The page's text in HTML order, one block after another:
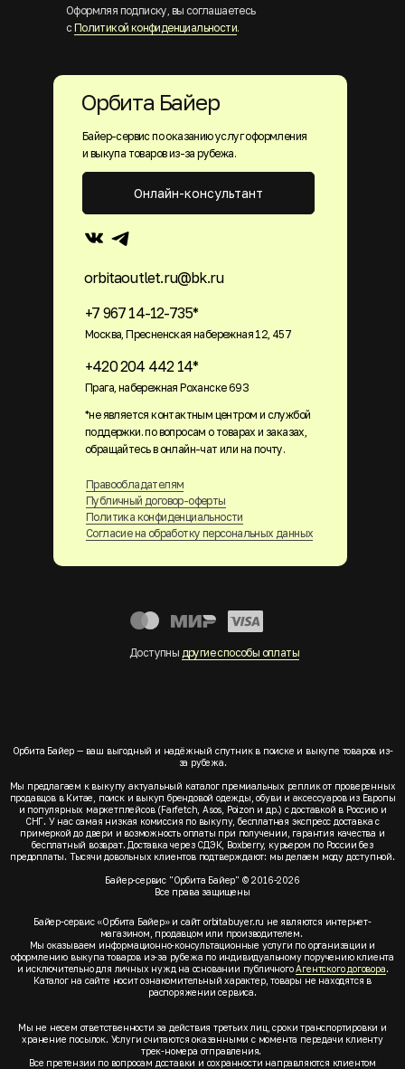
Оформляя подписку, вы соглашаетесь
с Политикой конфиденциальности.
Байер-сервис по оказанию услуг оформления
и выкупа товаров из-за рубежа.
+7 967 14-12-735*
Москва, Пресненская набережная 12, 457
+420 204 442 14*
Прага, набережная Роханске 693
orbitaoutlet.ru@bk.ru
Правообладателям
Публичный договор-оферты
Политика конфиденциальности
Согласие на обработку персональных данных
Онлайн-консультант
Орбита Байер
Доступны другие способы оплаты
*не является контактным центром и службой
поддержки. по вопросам о товарах и заказах,
обращайтесь в онлайн-чат или на почту.
Орбита Байер — ваш выгодный и надёжный спутник в поиске и выкупе товаров из-
за рубежа.
Мы предлагаем к выкупу актуальный каталог премиальных реплик от проверенных
продавцов в Китае, поиск и выкуп брендовой одежды, обуви и аксессуаров из Европы
и популярных маркетплейсов (Farfetch, Asos, Poizon и др.) с доставкой в Россию и
СНГ. У нас самая низкая комиссия по выкупу, бесплатная экспресс доставка с
примеркой до двери и возможность оплаты при получении, гарантия качества и
бесплатный возврат. Доставка через СДЭК, Boxberry, курьером по России без
предоплаты. Тысячи довольных клиентов подтверждают: мы делаем моду доступной.
Байер-сервис "Орбита Байер" © 2016-2026
Все права защищены
Байер-сервис «Орбита Байер» и сайт orbitabuyer.ru не являются интернет-
магазином, продавцом или производителем.
Мы оказываем информационно-консультационные услуги по организации и
оформлению выкупа товаров из-за рубежа по индивидуальному поручению клиента
и исключительно для личных нужд на основании публичногоАгентского договора.
Каталог на сайте носит ознакомительный характер, товары не находятся в
распоряжении сервиса.
Мы не несем ответственности за действия третьих лиц, сроки транспортировки и
хранение посылок. Услуги считаются оказанными с момента передачи клиенту
трек-номера отправления.
Все претензии по вопросам доставки и сохранности направляются клиентом